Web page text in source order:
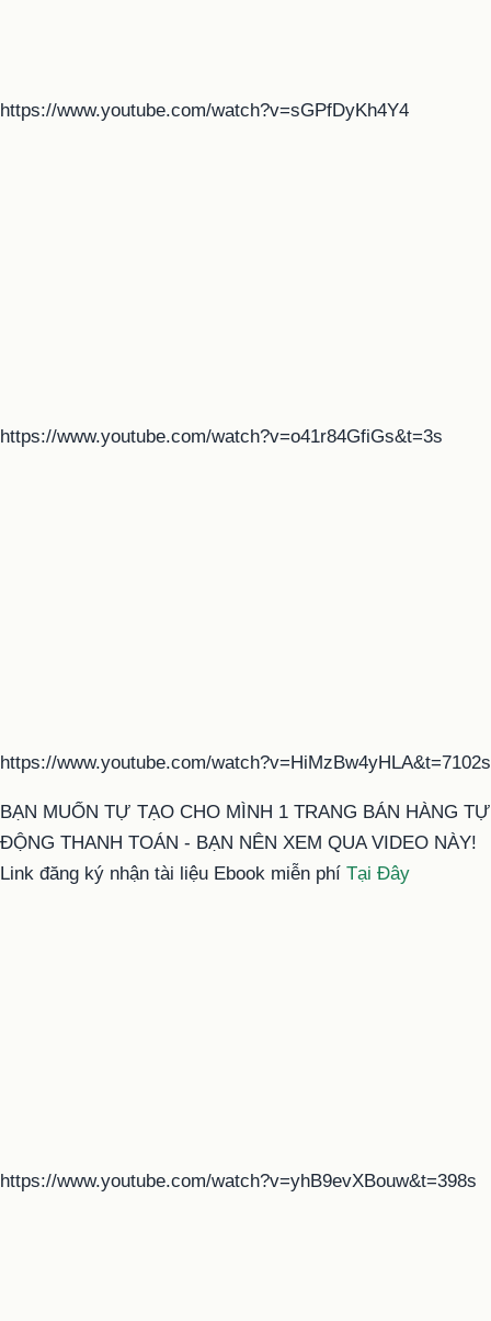
https://www.youtube.com/watch?v=sGPfDyKh4Y4
https://www.youtube.com/watch?v=o41r84GfiGs&t=3s
https://www.youtube.com/watch?v=HiMzBw4yHLA&t=7102s
BẠN MUỐN TỰ TẠO CHO MÌNH 1 TRANG BÁN HÀNG TỰ
ĐỘNG THANH TOÁN - BẠN NÊN XEM QUA VIDEO NÀY!
Link đăng ký nhận tài liệu Ebook miễn phí Tại Đây
https://www.youtube.com/watch?v=yhB9evXBouw&t=398s